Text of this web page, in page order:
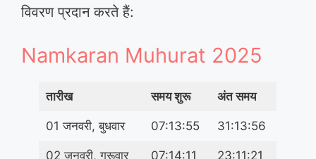
विवरण प्रदान करते हैं:
Namkaran Muhurat 2025
तारीख समय शुरू अंत समय
01 जनवरी, बुधवार 07:13:55 31:13:56
02 जनवरी, गुरूवार 07:14:11 23:11:21